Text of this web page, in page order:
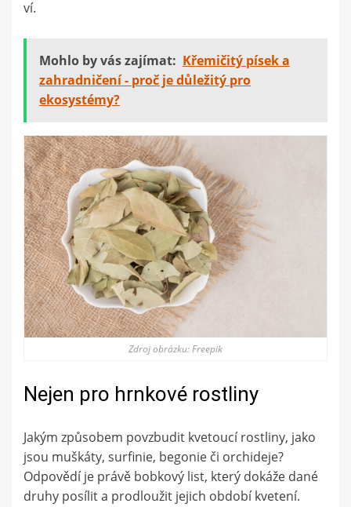
ví.
Mohlo by vás zajímat: Křemičitý písek a
zahradničení - proč je důležitý pro
ekosystémy?
Zdroj obrázku: Freepik
Nejen pro hrnkové rostliny
Jakým způsobem povzbudit kvetoucí rostliny, jako
jsou muškáty, surfinie, begonie či orchideje?
Odpovědí je právě bobkový list, který dokáže dané
druhy posílit a prodloužit jejich období kvetení.